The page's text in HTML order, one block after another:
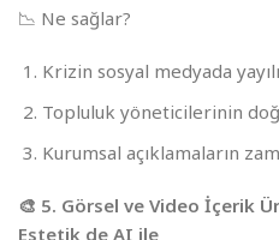
📉 Ne sağlar?
Krizin sosyal medyada
Topluluk yöneticilerinin
Kurumsal açıklamaların
🎨 5. Görsel ve Video İçerik
Estetik de AI ile